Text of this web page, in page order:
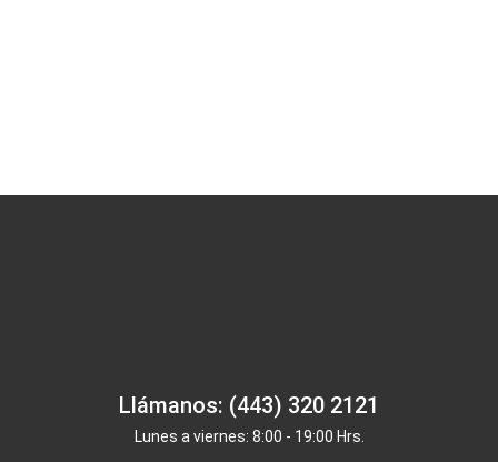
Llámanos: (443) 320 2121
Lunes a viernes: 8:00 - 19:00 Hrs.